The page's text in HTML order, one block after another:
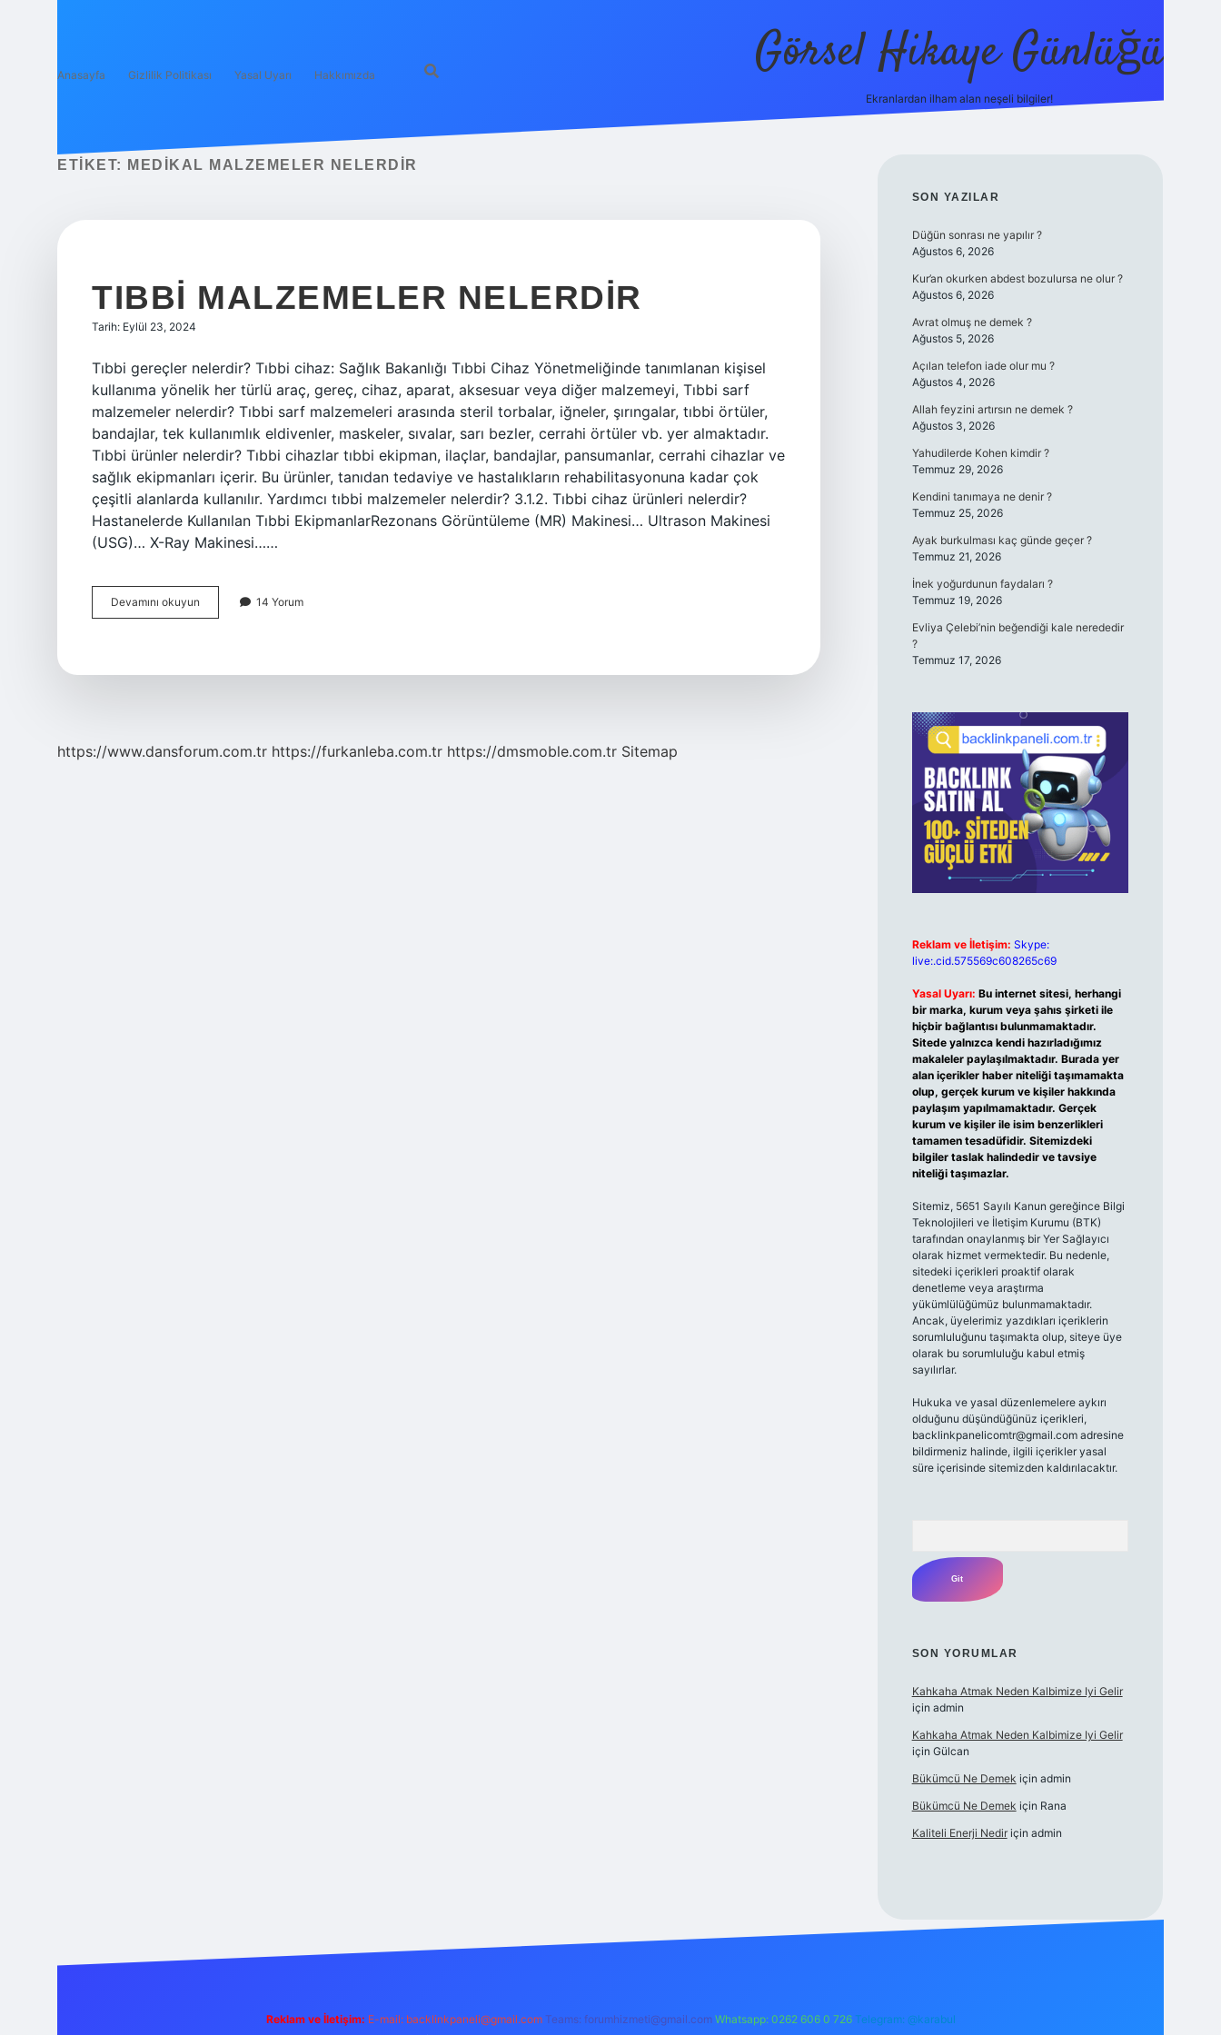
Anasayfa Gizlilik Politikası Yasal Uyarı Hakkımızda Görsel Hikaye Günlüğü
Ekranlardan ilham alan neşeli bilgiler!
ETIKET: MEDIKAL MALZEMELER NELERDIR
TIBBI MALZEMELER NELERDIR
Tarih: Eylül 23, 2024
Tıbbi gereçler nelerdir? Tıbbi cihaz: Sağlık Bakanlığı Tıbbi Cihaz Yönetmeliğinde tanımlanan kişisel
kullanıma yönelik her türlü araç, gereç, cihaz, aparat, aksesuar veya diğer malzemeyi, Tıbbi sarf
malzemeler nelerdir? Tıbbi sarf malzemeleri arasında steril torbalar, iğneler, şırıngalar, tıbbi örtüler,
bandajlar, tek kullanımlık eldivenler, maskeler, sıvalar, sarı bezler, cerrahi örtüler vb. yer almaktadır.
Tıbbi ürünler nelerdir? Tıbbi cihazlar tıbbi ekipman, ilaçlar, bandajlar, pansumanlar, cerrahi cihazlar ve
sağlık ekipmanları içerir. Bu ürünler, tanıdan tedaviye ve hastalıkların rehabilitasyonuna kadar çok
çeşitli alanlarda kullanılır. Yardımcı tıbbi malzemeler nelerdir? 3.1.2. Tıbbi cihaz ürünleri nelerdir?
Hastanelerde Kullanılan Tıbbi EkipmanlarRezonans Görüntüleme (MR) Makinesi… Ultrason Makinesi
(USG)… X-Ray Makinesi……
Devamını okuyun
Malzemeler
14 Yorum
https://www.dansforum.com.tr https://furkanleba.com.tr https://dmsmoble.com.tr Sitemap
SIDEBAR
SON YAZILAR
Düğün sonrası ne yapılır ?
Ağustos 6, 2026
Kur’an okurken abdest bozulursa ne olur ?
Ağustos 6, 2026
Avrat olmuş ne demek ?
Ağustos 5, 2026
Açılan telefon iade olur mu ?
Ağustos 4, 2026
Allah feyzini artırsın ne demek ?
Ağustos 3, 2026
Yahudilerde Kohen kimdir ?
Temmuz 29, 2026
Kendini tanımaya ne denir ?
Temmuz 25, 2026
Ayak burkulması kaç günde geçer ?
Temmuz 21, 2026
İnek yoğurdunun faydaları ?
Temmuz 19, 2026
Evliya Çelebi’nin beğendiği kale nerededir
?
Temmuz 17, 2026
Reklam ve İletişim: Skype:
live:.cid.575569c608265c69
Yasal Uyarı: Bu internet sitesi, herhangi
bir marka, kurum veya şahıs şirketi ile
hiçbir bağlantısı bulunmamaktadır.
Sitede yalnızca kendi hazırladığımız
makaleler paylaşılmaktadır. Burada yer
alan içerikler haber niteliği taşımamakta
olup, gerçek kurum ve kişiler hakkında
paylaşım yapılmamaktadır. Gerçek
kurum ve kişiler ile isim benzerlikleri
tamamen tesadüfidir. Sitemizdeki
bilgiler taslak halindedir ve tavsiye
niteliği taşımazlar.
Sitemiz, 5651 Sayılı Kanun gereğince Bilgi
Teknolojileri ve İletişim Kurumu (BTK)
tarafından onaylanmış bir Yer Sağlayıcı
olarak hizmet vermektedir. Bu nedenle,
sitedeki içerikleri proaktif olarak
denetleme veya araştırma
yükümlülüğümüz bulunmamaktadır.
Ancak, üyelerimiz yazdıkları içeriklerin
sorumluluğunu taşımakta olup, siteye üye
olarak bu sorumluluğu kabul etmiş
sayılırlar.
Hukuka ve yasal düzenlemelere aykırı
olduğunu düşündüğünüz içerikleri,
backlinkpanelicomtr@gmail.comadresine
bildirmeniz halinde, ilgili içerikler yasal
süre içerisinde sitemizden kaldırılacaktır.
SON YORUMLAR
Kahkaha Atmak Neden Kalbimize Iyi Gelir
için admin
Kahkaha Atmak Neden Kalbimize Iyi Gelir
için Gülcan
Bükümcü Ne Demek için admin
Bükümcü Ne Demek için Rana
Kaliteli Enerji Nediriçin admin
Reklam ve İletişim: E-mail: backlinkpaneli@gmail.com Teams: forumhizmeti@gmail.com Whatsapp: 0262 606 0 726 Telegram: @karabul